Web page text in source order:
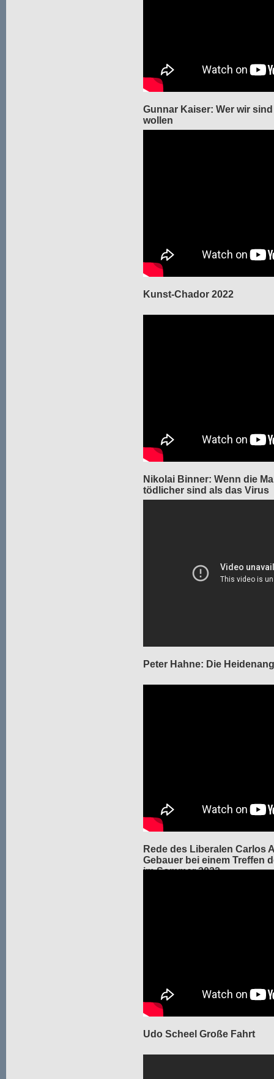
Gunnar Kaiser: Wer wir
wollen
Kunst-Chador 2022
Nikolai Binner: Wenn die
tödlicher sind als das Virus
Peter Hahne: Die
Rede des Liberalen Carlos
Gebauer bei einem Treffen
im Sommer 2022.
Udo Scheel Große Fahrt